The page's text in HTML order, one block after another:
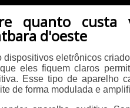
quanto custa
d'oeste
eletrônicos
eles fiquem claros
Esse tipo de aparelho
de forma modulada e